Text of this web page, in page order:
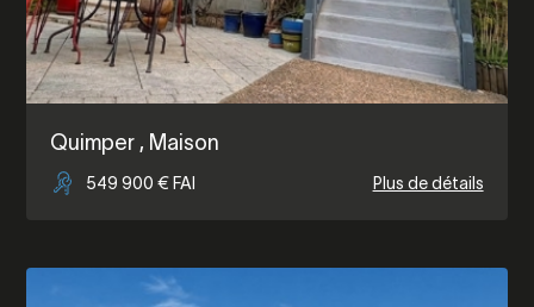
Quimper , Maison
549 900 € FAI Plus de détails